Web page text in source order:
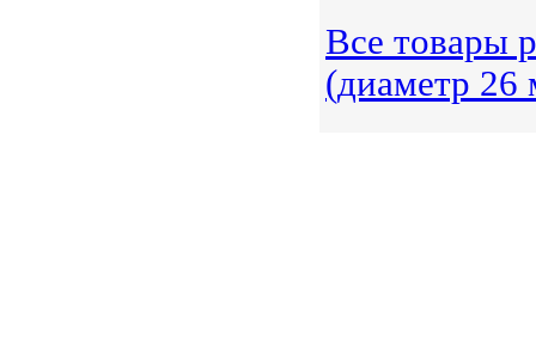
Все товары
(диаметр